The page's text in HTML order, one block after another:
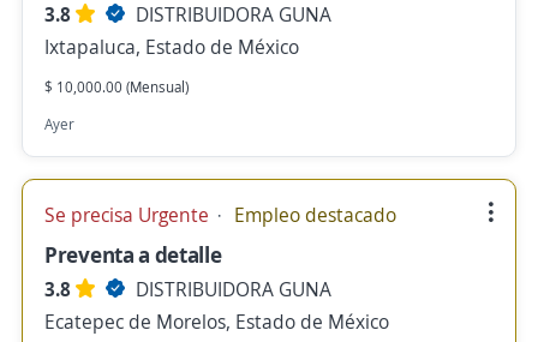
3.8
DISTRIBUIDORA GUNA
Ixtapaluca, Estado de México
$ 10,000.00 (Mensual)
Ayer
Se precisa Urgente Empleo destacado
Preventa a detalle
3.8
DISTRIBUIDORA GUNA
Ecatepec de Morelos, Estado de México